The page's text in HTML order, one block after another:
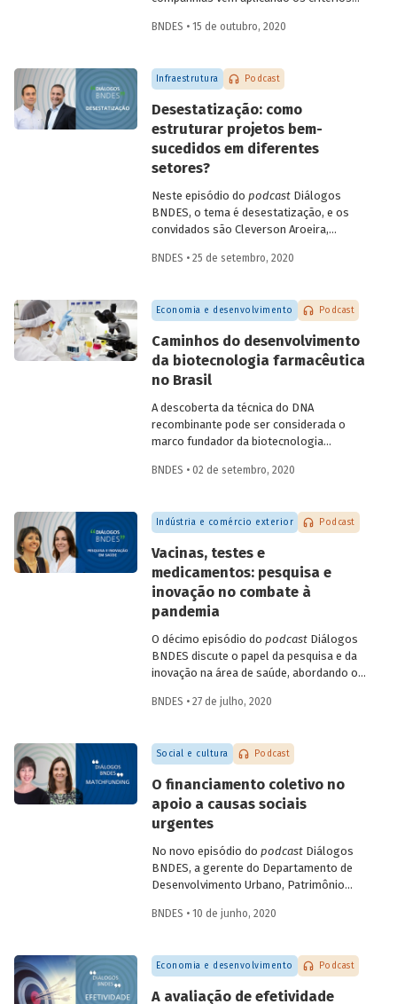
and governance- para adaptar seus
mais preocupado com sustentabilidade.
Confira o bate-papo entre Sonia Favaretto
e Julio Leite (superintendente do BNDES).
BNDES • 15 de outubro, 2020
Infraestrutura Podcast
Desestatização: como
estruturar projetos bem-
sucedidos em diferentes
setores?
Neste episódio do podcastDiálogos
BNDES, o tema é desestatização, e os
convidados são Cleverson Aroeira,
de Parcerias de Investimento do BNDES, e
International Finance Corporation (IFC),
do Grupo Banco Mundial. Na conversa,
modalidades de desestatização, os
modelos de regulação e contrato, o
processo de estruturação de projetos e
investimentos e parcerias com o setor
privado.
BNDES • 25 de setembro, 2020
Economia e desenvolvimento Podcast
Caminhos do desenvolvimento
da biotecnologia farmacêutica
no Brasil
A descoberta da técnica do DNA
recombinante pode ser considerada o
marco fundador da biotecnologia
capazes de produzir novas proteínas ou
larga escala. Na área de saúde, a
biotecnologia avançou em atividades
medicamentos e vacinas, de reagentes
para diagnóstico e de materiais médicos
e odontológicos, assim como em novos
campos como a terapia celular e a terapia
de incorporação da biotecnologia pelo
setor farmacêutico no Brasil.
BNDES • 02 de setembro, 2020
Indústria e comércio exterior Podcast
Vacinas, testes e
medicamentos: pesquisa e
inovação no combate à
pandemia
O décimo episódio do podcastDiálogos
BNDES discute o papel da pesquisa e da
inovação na área de saúde, abordando os
Covid-19. Na conversa, a gerente setorial
e de Serviços de Saúde do BNDES, Carla
Reis, e a professora da Coppe-UFRJ e
Engenharia de Cultivos Celulares (LECC),
Leda Castilho, falam das parcerias
brasileiras para testagem e produção de
sobre o teste de diagnóstico
desenvolvido pela UFRJ, que deve
contribuir para identificar com maior
precisão e menor custo os casos da
BNDES • 27 de julho, 2020
Social e cultura Podcast
O financiamento coletivo no
apoio a causas sociais
urgentes
No novo episódio do podcastDiálogos
BNDES, a gerente do Departamento de
Desenvolvimento Urbano, Patrimônio
Zendron e a co-fundadora da Benfeitoria
matchfunding(que agrega a participação
de um doador institucional ao
BNDES • 10 de junho, 2020
Economia e desenvolvimento Podcast
A avaliação de efetividade